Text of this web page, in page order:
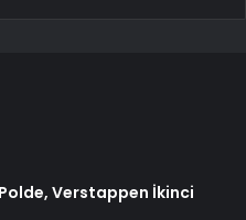
Verstappen İkinci